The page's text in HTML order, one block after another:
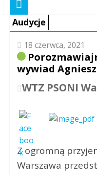
Audycje
18 czerwca, 2021
wywiad
WTZ PSONI
Z ogromną
Warszawa